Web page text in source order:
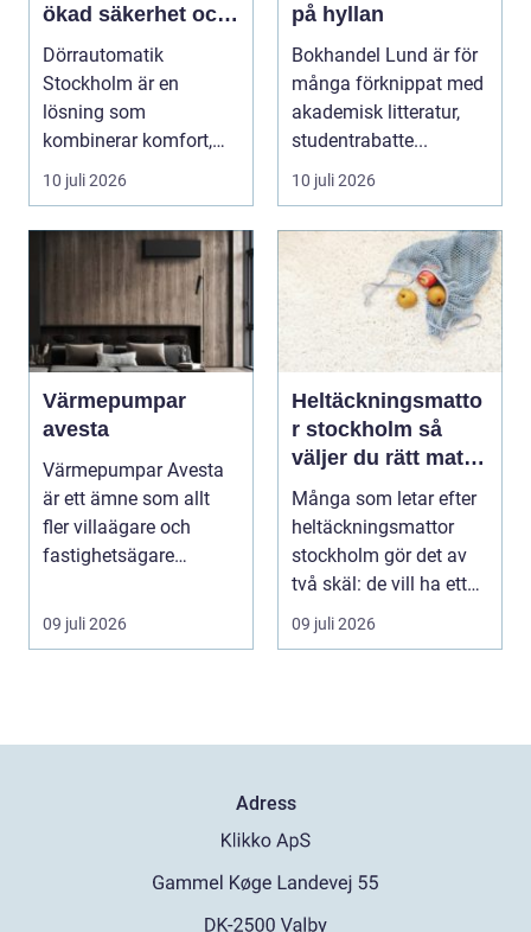
ökad säkerhet och
komfort
Dörrautomatik
Stockholm är en
lösning som
kombinerar komfort,
säkerhet och tillg...
10 juli 2026
på hyllan
Bokhandel Lund är för
många förknippat med
akademisk litteratur,
studentrabatte...
10 juli 2026
Värmepumpar
avesta
Värmepumpar Avesta
är ett ämne som allt
fler villaägare och
fastighetsägare
09 juli 2026
Heltäckningsmatto
r stockholm så
väljer du rätt matta
för hem och kontor
Många som letar efter
heltäckningsmattor
stockholm gör det av
två skäl: de vill ha ett
tystare och m...
09 juli 2026
Adress